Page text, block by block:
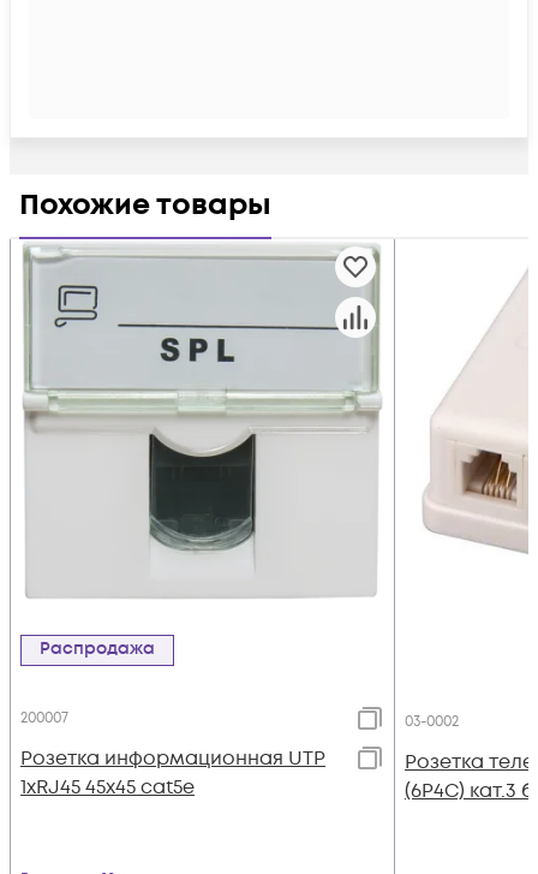
Похожие товары
Распродажа
200007
Розетка информационная UTP
1хRJ45 45х45 cat5е
03-0002
Розетка
(6P4C) кат.3